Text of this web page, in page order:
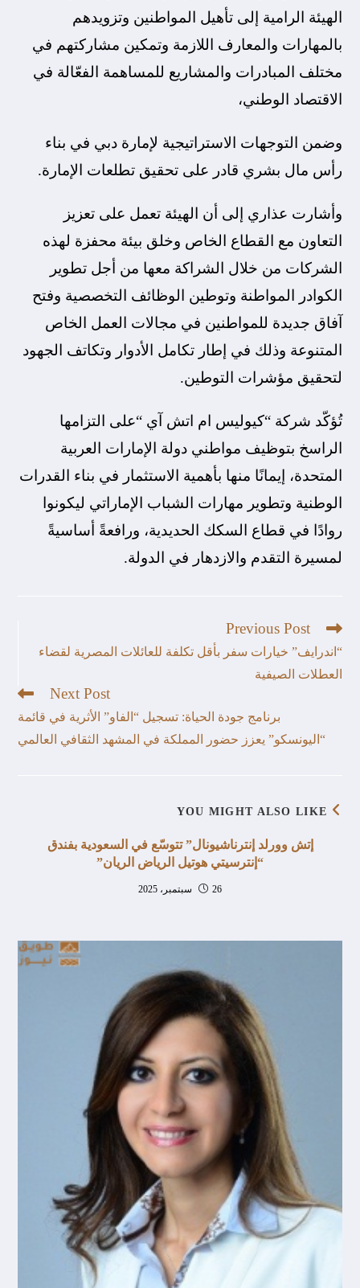
الهيئة الرامية إلى تأهيل المواطنين وتزويدهم
بالمهارات والمعارف اللازمة وتمكين مشاركتهم في
مختلف المبادرات والمشاريع للمساهمة الفعّالة في
الاقتصاد الوطني،
وضمن التوجهات الاستراتيجية لإمارة دبي في بناء
رأس مال بشري قادر على تحقيق تطلعات الإمارة.
وأشارت عذاري إلى أن الهيئة تعمل على تعزيز
التعاون مع القطاع الخاص وخلق بيئة محفزة لهذه
الشركات من خلال الشراكة معها من أجل تطوير
الكوادر المواطنة وتوطين الوظائف التخصصية وفتح
آفاق جديدة للمواطنين في مجالات العمل الخاص
المتنوعة وذلك في إطار تكامل الأدوار وتكاتف الجهود
لتحقيق مؤشرات التوطين.
تُؤكّد شركة “كيوليس ام اتش آي “على التزامها
الراسخ بتوظيف مواطني دولة الإمارات العربية
المتحدة، إيمانًا منها بأهمية الاستثمار في بناء القدرات
الوطنية وتطوير مهارات الشباب الإماراتي ليكونوا
روادًا في قطاع السكك الحديدية، ورافعةً أساسيةً
لمسيرة التقدم والازدهار في الدولة.
Previous Post
“اندرايف” خيارات سفر بأقل تكلفة للعائلات المصرية لقضاء
العطلات الصيفية
Next Post
برنامج جودة الحياة: تسجيل “الفاو” الأثرية في قائمة
“اليونسكو” يعزز حضور المملكة في المشهد الثقافي العالمي
YOU MIGHT ALSO LIKE
إتش وورلد إنترناشيونال” تتوسّع في السعودية بفندق
“إنترسيتي هوتيل الرياض الريان”
26 سبتمبر، 2025